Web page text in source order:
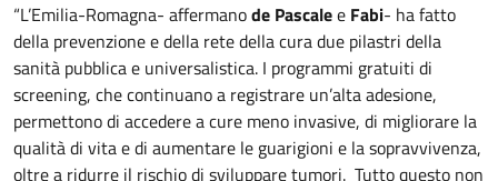
“L’Emilia-Romagna- affermanode Pascalee Fabi- ha fatto
della prevenzione e della rete della cura due pilastri della
sanità pubblica e universalistica. I programmi gratuiti di
screening, che continuano a registrare un’alta adesione,
permettono di accedere a cure meno invasive, di migliorare la
qualità di vita e di aumentare le guarigioni e la sopravvivenza,
oltre a ridurre il rischio di sviluppare tumori. Tutto questo non